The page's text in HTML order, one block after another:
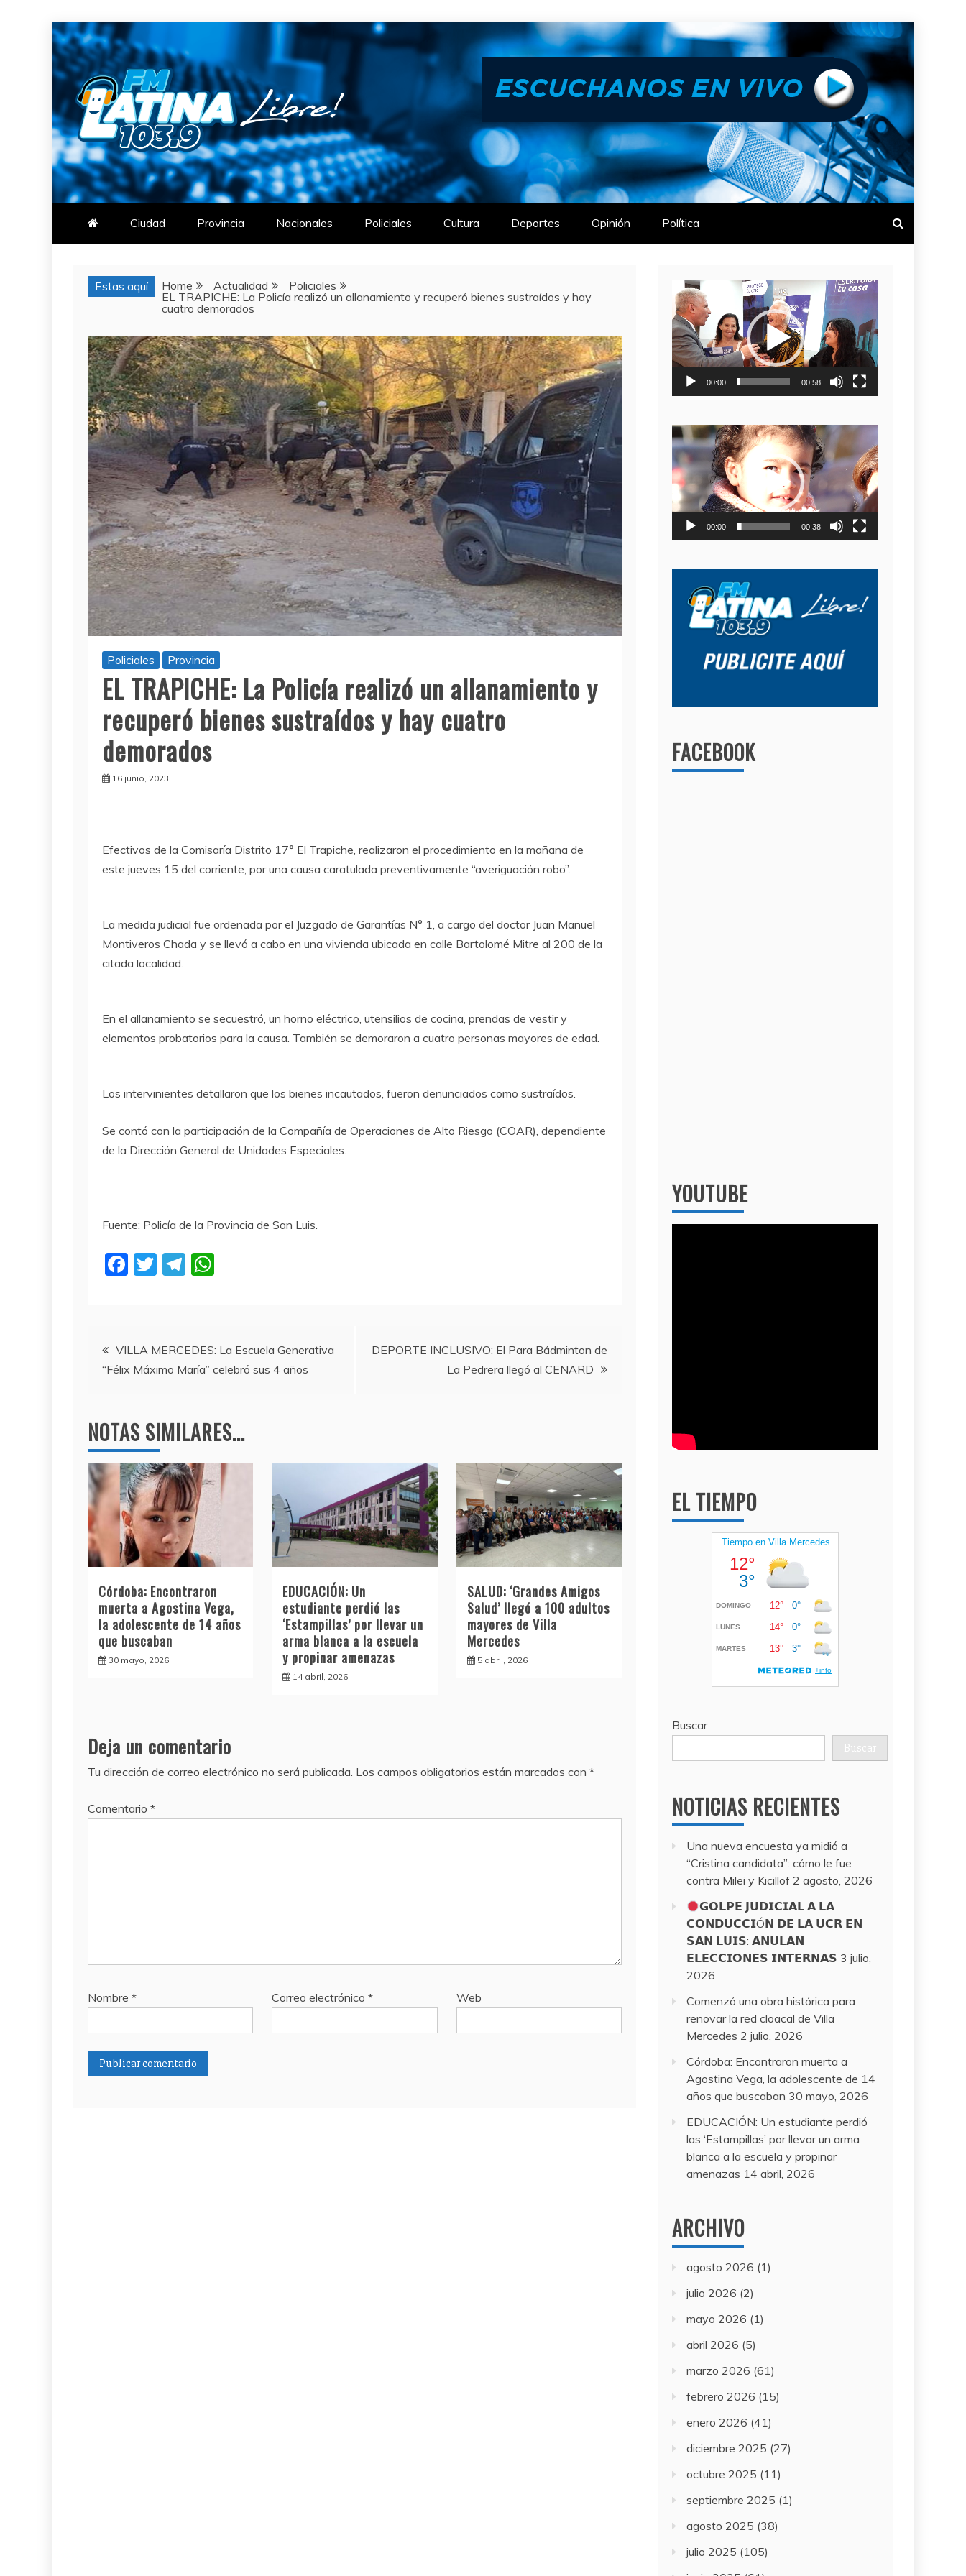
Skip
to
content
FM LATINA
NOTICIAS
Ciudad Provincia Nacionales Policiales Cultura Deportes Opinión Política
Estas aquí Home Actualidad
Policiales
EL TRAPICHE: La Policía realizó un allanamiento y recuperó bienes sustraídos y hay
cuatro demorados
Policiales Provincia
EL TRAPICHE: La Policía realizó un allanamiento y
recuperó bienes sustraídos y hay cuatro
demorados
16 junio, 2023
Efectivos de la Comisaría Distrito 17° El Trapiche, realizaron el procedimiento en la mañana de
este jueves 15 del corriente, por una causa caratulada preventivamente “averiguación robo”.
La medida judicial fue ordenada por el Juzgado de Garantías N° 1, a cargo del doctor Juan Manuel
Montiveros Chada y se llevó a cabo en una vivienda ubicada en calle Bartolomé Mitre al 200 de la
citada localidad.
En el allanamiento se secuestró, un horno eléctrico, utensilios de cocina, prendas de vestir y
elementos probatorios para la causa. También se demoraron a cuatro personas mayores de edad.
Los intervinientes detallaron que los bienes incautados, fueron denunciados como sustraídos.
Se contó con la participación de la Compañía de Operaciones de Alto Riesgo (COAR), dependiente
de la Dirección General de Unidades Especiales.
Fuente: Policía de la Provincia de San Luis.
F
b
o
k
T
T
a
m
A
p
Navegación
de
entradas
VILLA MERCEDES: La Escuela Generativa
“Félix Máximo María” celebró sus 4 años
DEPORTE INCLUSIVO: El Para Bádminton de
La Pedrera llegó al CENARD
NOTAS SIMILARES...
Córdoba: Encontraron
muerta a Agostina Vega,
la adolescente de 14 años
que buscaban
30 mayo, 2026
EDUCACIÓN: Un
estudiante perdió las
‘Estampillas’ por llevar un
arma blanca a la escuela
y propinar amenazas
14 abril, 2026
SALUD: ‘Grandes Amigos
Salud’ llegó a 100 adultos
mayores de Villa
Mercedes
5 abril, 2026
Deja un comentario
Tu dirección de correo electrónico no será publicada. Los campos obligatorios están marcados con *
Comentario *
Nombre * Correo electrónico* Web
Reproductor
de
video
00:00 00:58
Reproductor
de
video
00:00 00:38
FACEBOOK
YOUTUBE
EL TIEMPO
Buscar
Buscar
NOTICIAS RECIENTES
Una nueva encuesta ya midió a
“Cristina candidata”: cómo le fue
contra Milei y Kicillof 2 agosto, 2026
𝗚𝗢𝗟𝗣𝗘 𝗝𝗨𝗗𝗜𝗖𝗜𝗔𝗟 𝗔 𝗟𝗔
𝗖𝗢𝗡𝗗𝗨𝗖𝗖𝗜Ó𝗡 𝗗𝗘 𝗟𝗔 𝗨𝗖𝗥 𝗘𝗡
𝗦𝗔𝗡 𝗟𝗨𝗜𝗦: 𝗔𝗡𝗨𝗟𝗔𝗡
𝗘𝗟𝗘𝗖𝗖𝗜𝗢𝗡𝗘𝗦 𝗜𝗡𝗧𝗘𝗥𝗡𝗔𝗦 3 julio,
2026
Comenzó una obra histórica para
renovar la red cloacal de Villa
Mercedes 2 julio, 2026
Córdoba: Encontraron muerta a
Agostina Vega, la adolescente de 14
años que buscaban 30 mayo, 2026
EDUCACIÓN: Un estudiante perdió
las ‘Estampillas’ por llevar un arma
blanca a la escuela y propinar
amenazas 14 abril, 2026
ARCHIVO
agosto 2026 (1)
julio 2026 (2)
mayo 2026 (1)
abril 2026 (5)
marzo 2026 (61)
febrero 2026 (15)
enero 2026 (41)
diciembre 2025 (27)
octubre 2025 (11)
septiembre 2025 (1)
agosto 2025 (38)
julio 2025 (105)